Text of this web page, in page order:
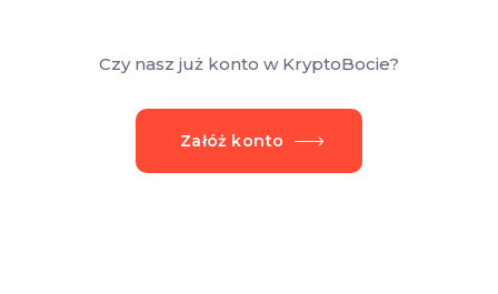
Czy nasz już konto w KryptoBocie?
Załóż konto